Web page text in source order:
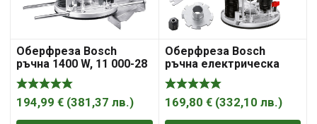
Оберфреза Bosch
ръчна 1400 W, 11 000-28
000 об./мин, ф 6-8 мм,
POF 1400 ACE
194,99 € (381,37 лв.)
Оберфреза Bosch
ръчна електрическа
1300 W, 11 000-28 000
об./мин, ф 6-8 мм, GOF
130
169,80 € (332,10 лв.)